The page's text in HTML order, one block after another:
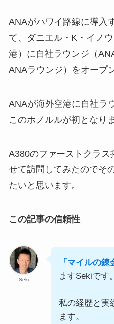
ANAがハワイ路線に導入
て、ダニエル・K・イノ
港）に自社ラウンジ（
ANAラウンジ）をオープ
ANAが海外空港に自社ラ
このホノルルが初となりま
A380のファーストクラス
せて訪問してみたのでそ
たいと思います。
この記事の信頼性
Seki
『マイルの錬
ますSekiです。
私の経歴と実
ます。